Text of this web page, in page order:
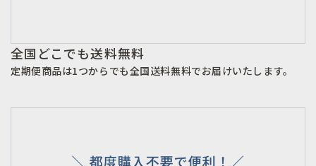
全国どこでも送料無料
定期便商品は1つからでも全国送料無料でお届けいたします。